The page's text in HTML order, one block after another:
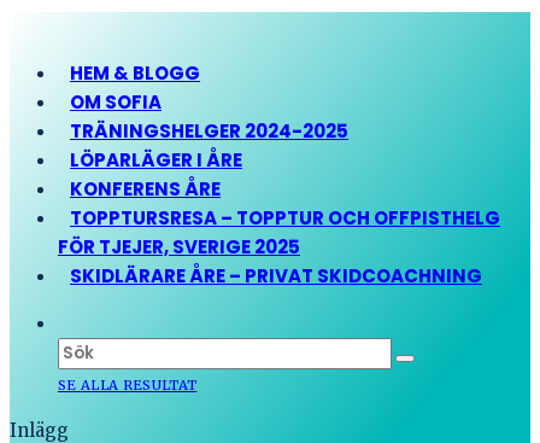
HEM & BLOGG
OM SOFIA
TRÄNINGSHELGER 2024-2025
LÖPARLÄGER I ÅRE
KONFERENS ÅRE
TOPPTURSRESA – TOPPTUR OCH OFFPISTHELG
FÖR TJEJER, SVERIGE 2025
SKIDLÄRARE ÅRE – PRIVAT SKIDCOACHNING
SE ALLA RESULTAT
Inlägg